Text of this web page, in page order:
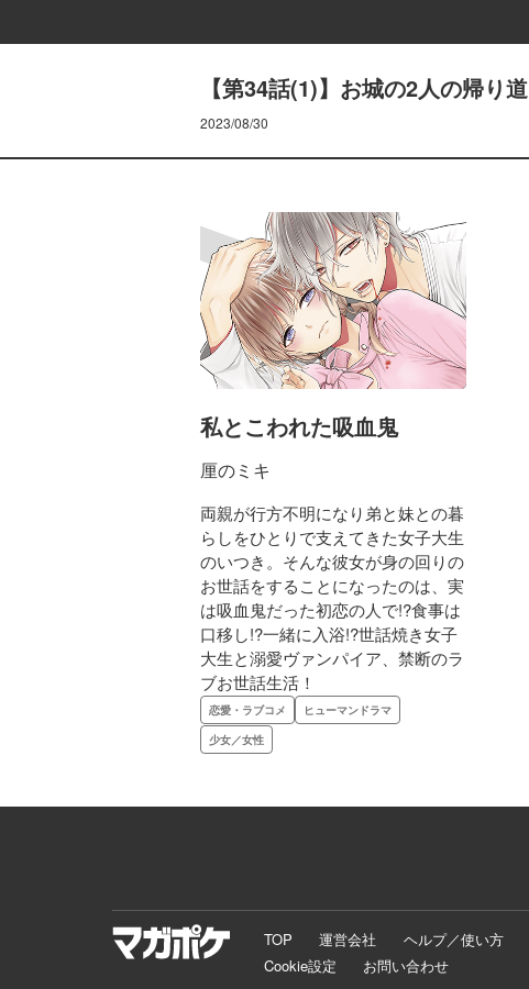
【第34話(1)】お城の2人の帰り道
2023/08/30
私とこわれた吸血鬼
厘のミキ
両親が行方不明になり弟と妹との暮
らしをひとりで支えてきた女子大生
のいつき。そんな彼女が身の回りの
お世話をすることになったのは、実
は吸血鬼だった初恋の人で!?食事は
口移し!?一緒に入浴!?世話焼き女子
大生と溺愛ヴァンパイア、禁断のラ
ブお世話生活！
恋愛・ラブコメ
ヒューマンドラマ
少女／女性
TOP 運営会社 ヘルプ／使い方
Cookie設定
お問い合わせ